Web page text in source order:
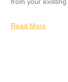
from your
Read More